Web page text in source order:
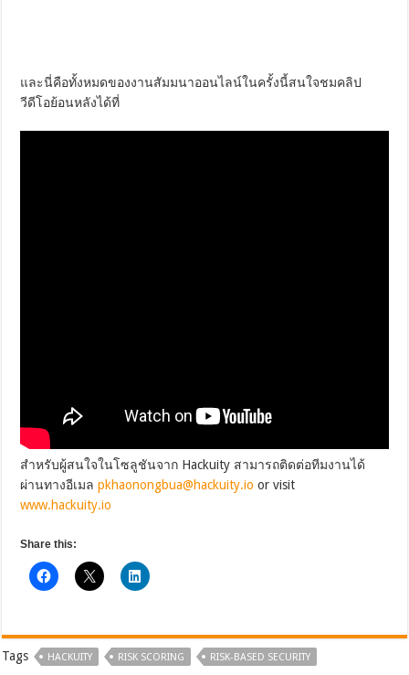
และนี่คือทั้งหมดของงานสัมมนาออนไลน์ในครั้งนี้สนใจชมคลิป
วีดีโอย้อนหลังได้ที่
สำหรับผู้สนใจในโซลูชันจาก Hackuity สามารถติดต่อทีมงานได้
ผ่านทางอีเมลpkhaonongbua@hackuity.io or visit
www.hackuity.io
Share this:
Tags HACKUITY RISK SCORING RISK-BASED SECURITY